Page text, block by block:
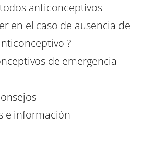
anticonceptivos
en el caso de ausencia de
?
de emergencia
e información